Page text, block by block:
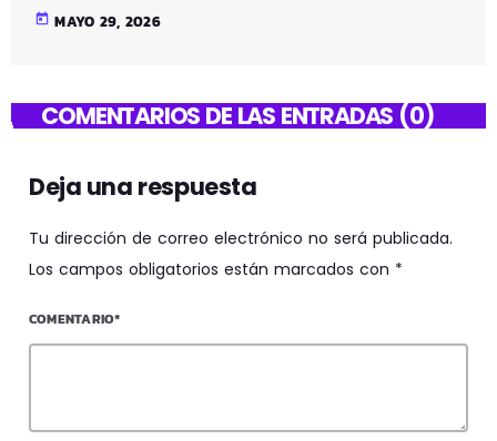
today MAYO 29, 2026
COMENTARIOS DE LAS ENTRADAS (0)
Deja una respuesta
Tu dirección de correo electrónico no será publicada.
Los campos obligatorios están marcados con *
COMENTARIO*